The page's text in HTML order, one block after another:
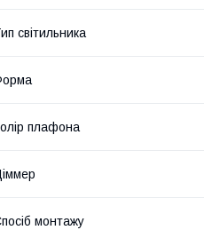
світильника
плафона
монтажу